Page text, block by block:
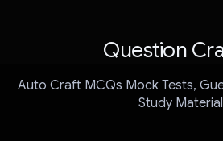
Question
Auto Craft MCQs Mock Tests,
Study Material